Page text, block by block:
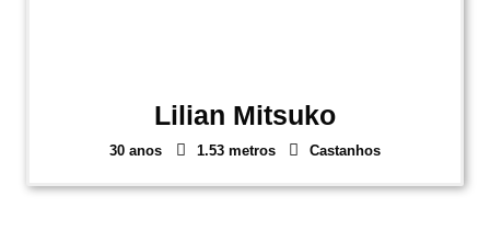
Lilian Mitsuko
30 anos 1.53 metros Castanhos